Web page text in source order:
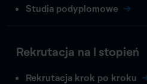
Studia podyplomowe
Rekrutacja na I stopień
Rekrutacja krok po kroku